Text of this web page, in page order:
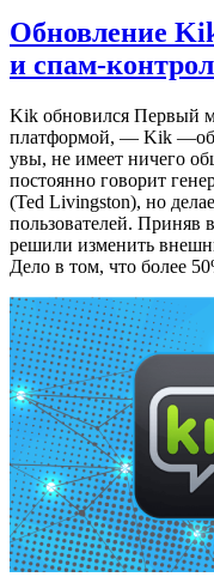
Обновление
и спам-
Kik обновился Первый
платформой, — Kik
увы, не имеет ничего
постоянно говорит
(Ted Livingston), но
пользователей. Приняв
решили изменить
Дело в том, что более